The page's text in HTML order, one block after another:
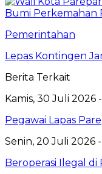
Pemerintahan
Lepas Kontingen
Berita Terkait
Kamis, 30 Juli 2026
Pegawai Lapas
Senin, 20 Juli 2026
Beroperasi Ilegal